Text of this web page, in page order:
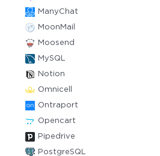
ManyChat
MoonMail
Moosend
MySQL
Notion
Omnicell
Ontraport
Opencart
Pipedrive
PostgreSQL